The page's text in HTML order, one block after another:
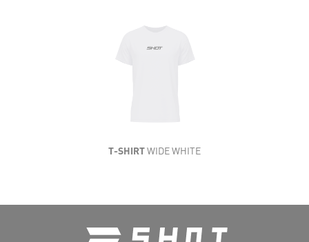
T-SHIRTWIDE WHITE
DE TIBIA (cm)